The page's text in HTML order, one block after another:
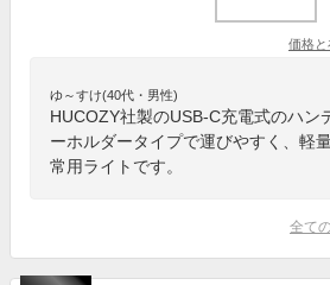
価格と
ゆ～すけ(40代・男性)
HUCOZY社製のUSB-C充電式のハン
ーホルダータイプで運びやすく、軽
常用ライトです。
全て